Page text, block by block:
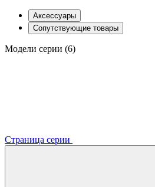
Аксессуары
Сопутствующие товары
Модели серии (6)
Страница серии